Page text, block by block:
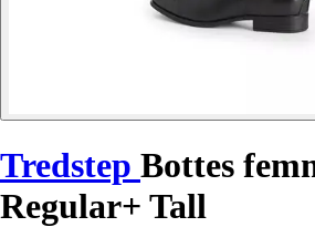
Tredstep Bottes
Regular+ Tall